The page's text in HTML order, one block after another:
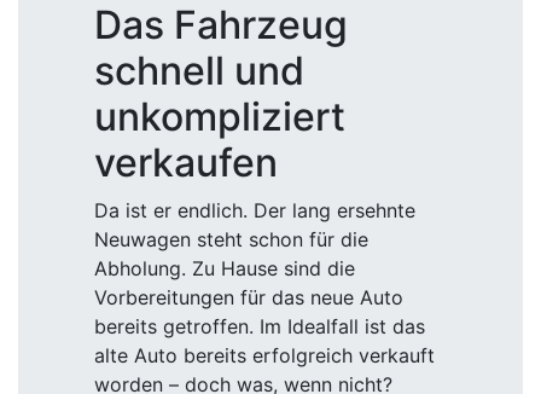
Das Fahrzeug
schnell und
unkompliziert
verkaufen
Da ist er endlich. Der lang ersehnte
Neuwagen steht schon für die
Abholung. Zu Hause sind die
Vorbereitungen für das neue Auto
bereits getroffen. Im Idealfall ist das
alte Auto bereits erfolgreich verkauft
worden – doch was, wenn nicht?